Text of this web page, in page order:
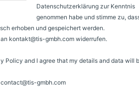
Datenschutzerklärung zur Kenntnis
genommen habe und stimme zu,
erhoben und gespeichert werden.
kontakt@tis-gmbh.com widerrufen.
Policy and I agree that my details and data will
gmbh.com